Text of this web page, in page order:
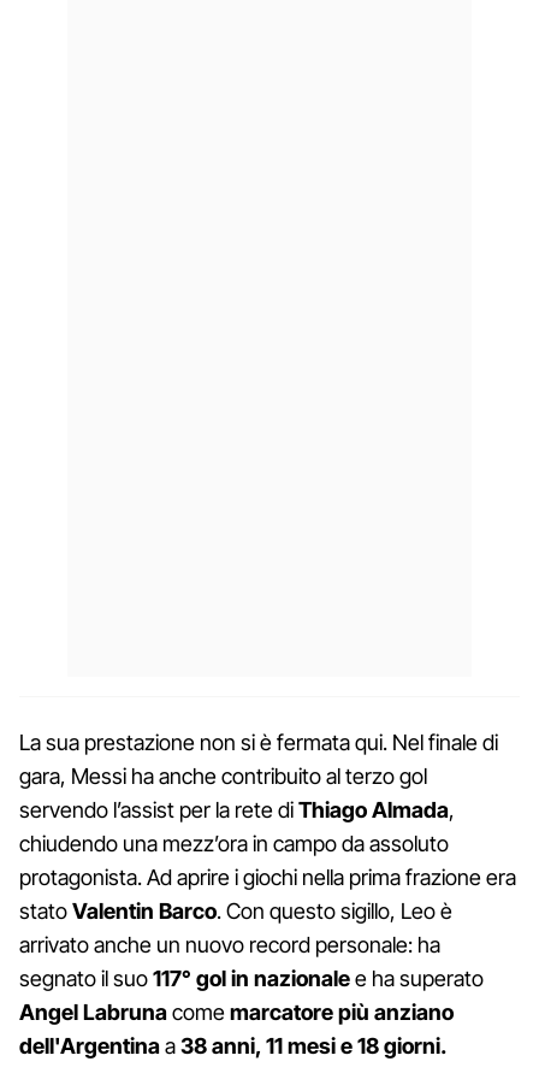
La sua prestazione non si è fermata qui. Nel finale di
gara, Messi ha anche contribuito al terzo gol
servendo l’assist per la rete diThiago Almada,
chiudendo una mezz’ora in campo da assoluto
protagonista. Ad aprire i giochi nella prima frazione era
statoValentin Barco. Con questo sigillo, Leo è
arrivato anche un nuovo record personale: ha
segnato il suo117° gol in nazionalee ha superato
Angel Labrunacomemarcatore più anziano
dell'Argentinaa38 anni, 11 mesi e 18 giorni.